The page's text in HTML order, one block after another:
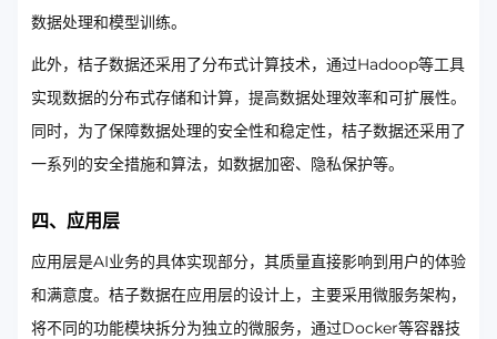
数据处理和模型训练。
此外，桔子数据还采用了分布式计算技术，通过Hadoop等工具
实现数据的分布式存储和计算，提高数据处理效率和可扩展性。
同时，为了保障数据处理的安全性和稳定性，桔子数据还采用了
一系列的安全措施和算法，如数据加密、隐私保护等。
四、应用层
应用层是AI业务的具体实现部分，其质量直接影响到用户的体验
和满意度。桔子数据在应用层的设计上，主要采用微服务架构，
将不同的功能模块拆分为独立的微服务，通过Docker等容器技